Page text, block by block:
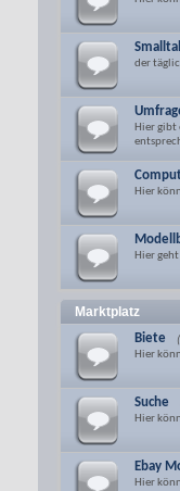
der
Hier gibt
Hier
Hier
Marktplatz
Biete
Hier
Suche
Hier
Ebay
Hier